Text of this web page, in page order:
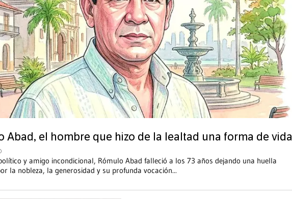
Abad, el hombre que hizo de la lealtad una forma de vida
y amigo incondicional, Rómulo Abad falleció a los 73 años dejando una huella
la nobleza, la generosidad y su profunda vocación...